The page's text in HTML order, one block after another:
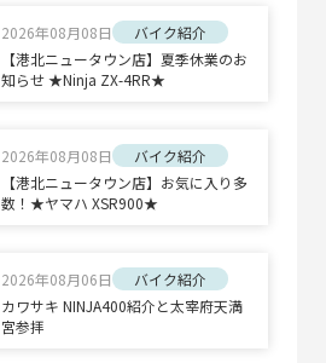
2026年08月08日
バイク紹介
【港北ニュータウン店】夏季休業のお
知らせ ★Ninja ZX-4RR★
2026年08月08日
バイク紹介
【港北ニュータウン店】お気に入り多
数！★ヤマハ XSR900★
2026年08月06日
バイク紹介
カワサキ NINJA400紹介と太宰府天満
宮参拝